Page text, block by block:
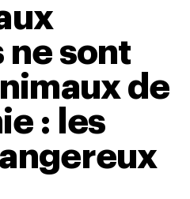
ne sont
de
: les